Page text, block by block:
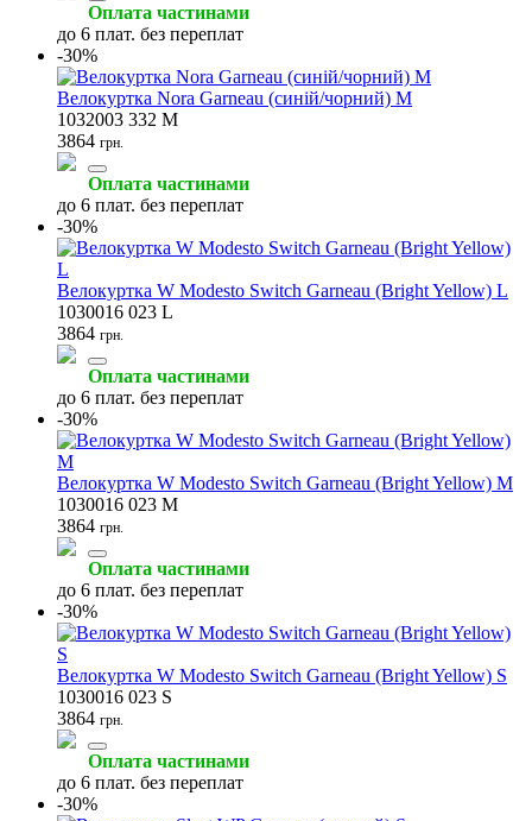
Оплата частинами
до 6 плат. без переплат
-30%
Велокуртка Nora Garneau (синій/чорний) M
1032003 332 M
3864 грн.
Оплата частинами
до 6 плат. без переплат
-30%
Велокуртка W Modesto Switch Garneau (Bright Yellow) L
1030016 023 L
3864 грн.
Оплата частинами
до 6 плат. без переплат
-30%
Велокуртка W Modesto Switch Garneau (Bright Yellow) M
1030016 023 M
3864 грн.
Оплата частинами
до 6 плат. без переплат
-30%
Велокуртка W Modesto Switch Garneau (Bright Yellow) S
1030016 023 S
3864 грн.
Оплата частинами
до 6 плат. без переплат
-30%